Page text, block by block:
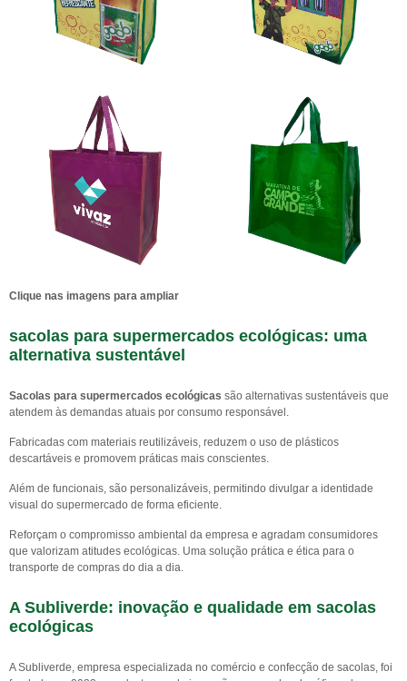
Clique nas imagens para ampliar
sacolas para supermercados ecológicas: uma
alternativa sustentável
Sacolas para supermercados ecológicas são alternativas sustentáveis que
atendem às demandas atuais por consumo responsável.
Fabricadas com materiais reutilizáveis, reduzem o uso de plásticos
descartáveis e promovem práticas mais conscientes.
Além de funcionais, são personalizáveis, permitindo divulgar a identidade
visual do supermercado de forma eficiente.
Reforçam o compromisso ambiental da empresa e agradam consumidores
que valorizam atitudes ecológicas. Uma solução prática e ética para o
transporte de compras do dia a dia.
A Subliverde: inovação e qualidade em sacolas
ecológicas
A Subliverde, empresa especializada no comércio e confecção de sacolas, foi